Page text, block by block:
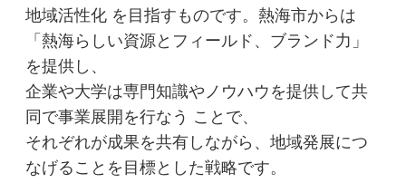
地域活性化 を目指すものです。熱海市からは
「熱海らしい資源とフィールド、ブランド力」
を提供し、
企業や大学は専門知識やノウハウを提供して共
同で事業展開を行なう ことで、
それぞれが成果を共有しながら、地域発展につ
なげることを目標とした戦略です。